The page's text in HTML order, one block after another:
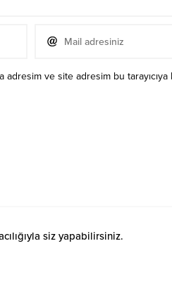
adresim ve site adresim bu
siz yapabilirsiniz.